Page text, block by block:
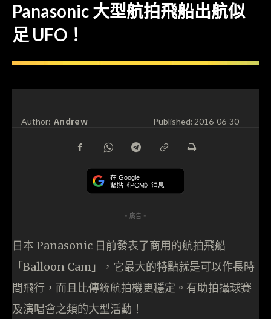
Panasonic 大型航拍飛船出航似
足 UFO！
Author: Andrew Published:2016-06-30
在 Google
緊貼《PCM》消息
- 廣告 -
日本 Panasonic 日前發表了商用的航拍飛船
「Balloon Cam」，它最大的特點就是可以作長時
間飛行，而且比傳統航拍機更穩定。有助拍攝球賽
及演唱會之類的大型活動！